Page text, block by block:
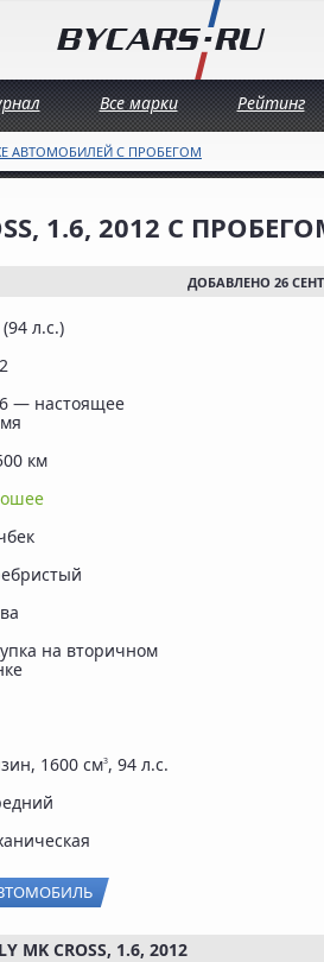
Все марки Рейтинг
АВТОМОБИЛЕЙ С ПРОБЕГОМ
1.6, 2012 С
ДОБАВЛЕНО 26
л.с.)
— настоящее
км
на вторичном
1600 см3, 94 л.с.
MK CROSS, 1.6, 2012